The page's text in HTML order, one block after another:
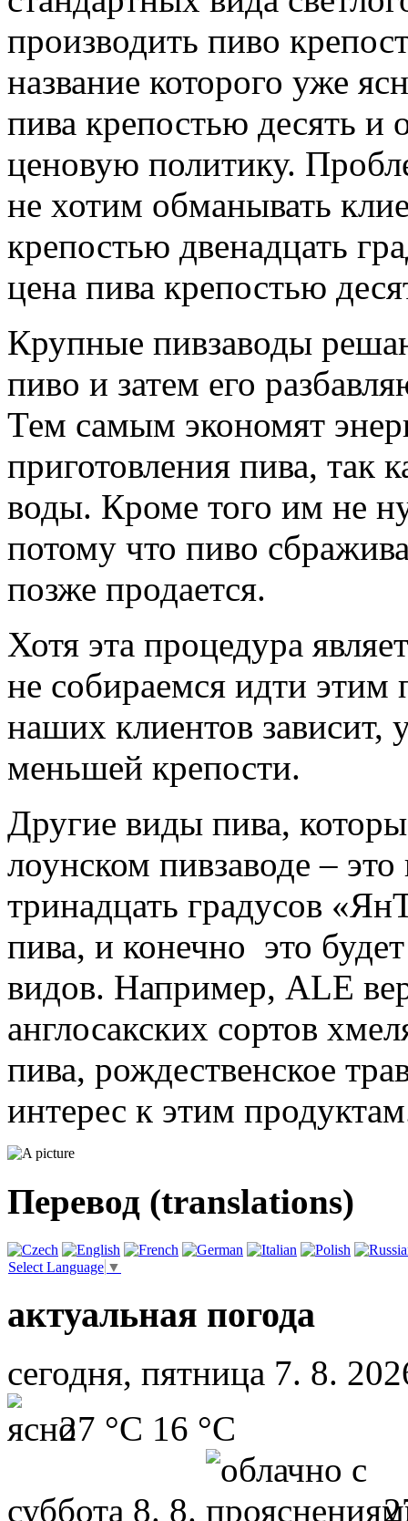
производить пиво
название которого уже
пива крепостью десять и
ценовую политику.
не хотим обманывать
крепостью двенадцать
цена пива крепостью
Крупные пивзаводы
пиво и затем его
Тем самым экономят
приготовления пива, так
воды. Кроме того им не
потому что пиво
позже продается.
Хотя эта процедура
не собираемся идти этим
наших клиентов зависит,
меньшей крепости.
Другие виды пива,
лоунском пивзаводе –
тринадцать градусов
пива, и конечно это
видов. Например, ALE
англосакских сортов
пива, рождественское
интерес к этим
Перевод (translations)
Select Language ▼
актуальная погода
сегодня, пятница 7. 8.
27 °C 16 °C
суббота 8. 8.